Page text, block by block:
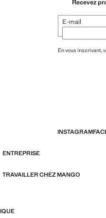
Recevez
E-mail
En vous inscrivant,
INSTAGRAM
ENTREPRISE
TRAVAILLER CHEZ MANGO